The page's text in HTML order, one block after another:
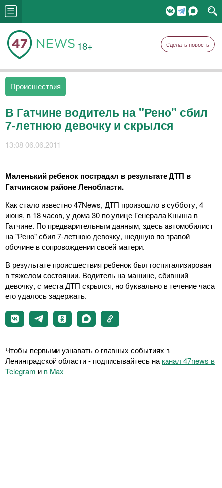
18+ Сделать новость
Происшествия
В Гатчине водитель на "Рено" сбил
7-летнюю девочку и скрылся
13:08 06.06.2011
Маленький ребенок пострадал в результате ДТП в
Гатчинском районе Ленобласти.
Как стало известно 47News, ДТП произошло в субботу, 4
июня, в 18 часов, у дома 30 по улице Генерала Кныша в
Гатчине. По предварительным данным, здесь автомобилист
на "Рено" сбил 7-летнюю девочку, шедшую по правой
обочине в сопровождении своей матери.
В результате происшествия ребенок был госпитализирован
в тяжелом состоянии. Водитель на машине, сбивший
девочку, с места ДТП скрылся, но буквально в течение часа
его удалось задержать.
Чтобы первыми узнавать о главных событиях в
Ленинградской области - подписывайтесь на канал 47news в
Telegram и в Maх